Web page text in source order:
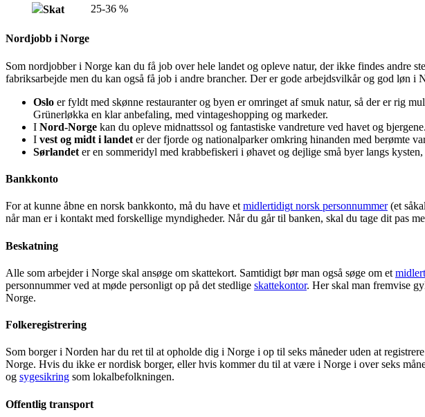
Skat
25-36 %
Nordjobb i Norge
Som nordjobber i Norge kan du få job over hele landet og opleve natur, der ikke findes andre
fabriksarbejde men du kan også få job i andre brancher. Der er gode arbejdsvilkår og god løn i
Oslo er fyldt med skønne restauranter og byen er omringet af smuk natur, så der er rig
Grünerløkka en klar anbefaling, med vintageshopping og markeder.
I Nord-Norge kan du opleve midnattssol og fantastiske vandreture ved havet og bjergene.
I vest og midt i landet er der fjorde og nationalparker omkring hinanden med berømte
Sørlandet er en sommeridyl med krabbefiskeri i øhavet og dejlige små byer langs
Bankkonto
For at kunne åbne en norsk bankkonto, må du have et midlertidigt norsk personnummer(et
når man er i kontakt med forskellige myndigheder. Når du går til banken, skal du tage dit pas
Beskatning
Alle som arbejder i Norge skal ansøge om skattekort. Samtidigt bør man også søge om et
personnummer ved at møde personligt op på det stedlige skattekontor. Her skal man fremvise
Norge.
Folkeregistrering
Som borger i Norden har du ret til at opholde dig i Norge i op til seks måneder uden at
Norge. Hvis du ikke er nordisk borger, eller hvis kommer du til at være i Norge i over seks
og sygesikring som lokalbefolkningen.
Offentlig transport